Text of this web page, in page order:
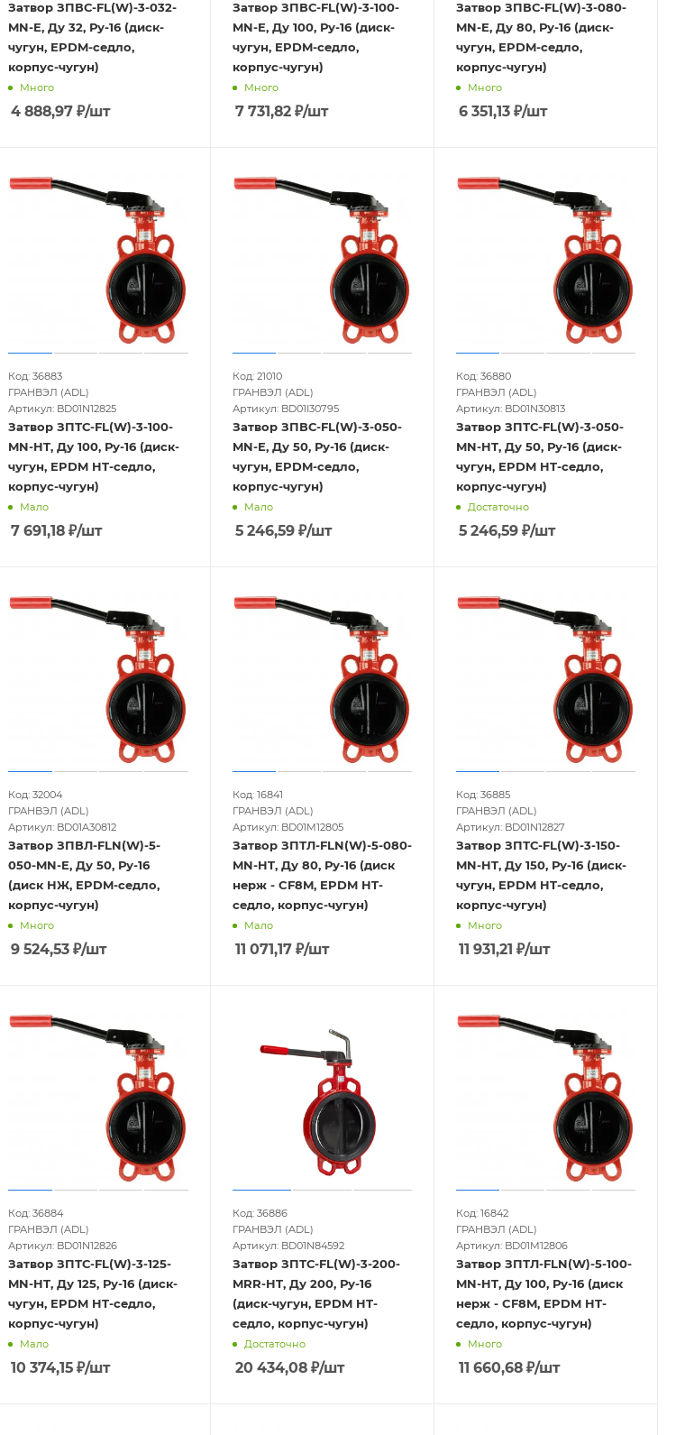
Затвор ЗПВС-FL(W)-3-032-
MN-E, Ду 32, Ру-16 (диск-
чугун, EPDM-седло,
корпус-чугун)
Много
4 888,97 ₽/шт
Затвор ЗПВС-FL(W)-3-100-
MN-E, Ду 100, Ру-16 (диск-
чугун, EPDM-седло,
корпус-чугун)
Много
7 731,82₽/шт
Затвор ЗПВС-FL(W)-3-080-
MN-E, Ду 80, Ру-16 (диск-
чугун, EPDM-седло,
корпус-чугун)
Много
6 351,13₽/шт
Код: 36883
ГРАНВЭЛ (ADL)
Артикул: BD01N12825
Затвор ЗПТС-FL(W)-3-100-
MN-HT, Ду 100, Ру-16 (диск-
чугун, EPDM HT-седло,
корпус-чугун)
Мало
7 691,18 ₽/шт
Код: 21010
ГРАНВЭЛ (ADL)
Артикул: BD01I30795
Затвор ЗПВС-FL(W)-3-050-
MN-E, Ду 50, Ру-16 (диск-
чугун, EPDM-седло,
корпус-чугун)
Мало
5 246,59₽/шт
Код: 36880
ГРАНВЭЛ (ADL)
Артикул: BD01N30813
Затвор ЗПТС-FL(W)-3-050-
MN-HT, Ду 50, Ру-16 (диск-
чугун, EPDM HT-седло,
корпус-чугун)
Достаточно
5 246,59₽/шт
Код: 32004
ГРАНВЭЛ (ADL)
Артикул: BD01A30812
Затвор ЗПВЛ-FLN(W)-5-
050-MN-E, Ду 50, Ру-16
(диск НЖ, EPDM-седло,
корпус-чугун)
Много
9 524,53 ₽/шт
Код: 16841
ГРАНВЭЛ (ADL)
Артикул: BD01M12805
Затвор ЗПТЛ-FLN(W)-5-080-
MN-HT, Ду 80, Ру-16 (диск
нерж - CF8M, EPDM HT-
седло, корпус-чугун)
Мало
11 071,17₽/шт
Код: 36885
ГРАНВЭЛ (ADL)
Артикул: BD01N12827
Затвор ЗПТС-FL(W)-3-150-
MN-HT, Ду 150, Ру-16 (диск-
чугун, EPDM HT-седло,
корпус-чугун)
Много
11 931,21 ₽/шт
Код: 36884
ГРАНВЭЛ (ADL)
Артикул: BD01N12826
Затвор ЗПТС-FL(W)-3-125-
MN-HT, Ду 125, Ру-16 (диск-
чугун, EPDM HT-седло,
корпус-чугун)
Мало
10 374,15 ₽/шт
Код: 36886
ГРАНВЭЛ (ADL)
Артикул: BD01N84592
Затвор ЗПТС-FL(W)-3-200-
MRR-HT, Ду 200, Ру-16
(диск-чугун, EPDM HT-
седло, корпус-чугун)
Достаточно
20 434,08₽/шт
Код: 16842
ГРАНВЭЛ (ADL)
Артикул: BD01M12806
Затвор ЗПТЛ-FLN(W)-5-100-
MN-HT, Ду 100, Ру-16 (диск
нерж - CF8M, EPDM HT-
седло, корпус-чугун)
Много
11 660,68₽/шт